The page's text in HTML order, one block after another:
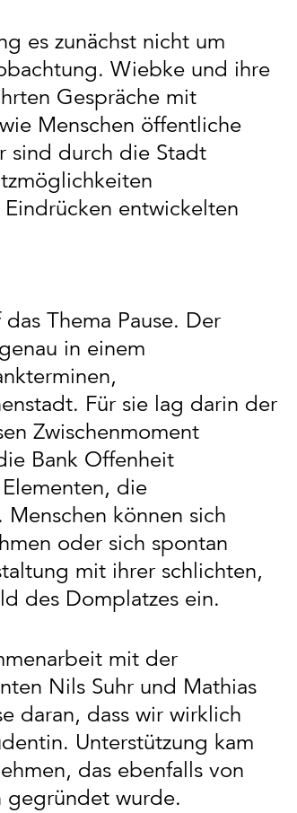
es zunächst nicht um
Wiebke und ihre
Gespräche mit
Menschen öffentliche
sind durch die Stadt
entwickelten
Thema Pause. Der
in einem
Für sie lag darin der
Zwischenmoment
Bank Offenheit
die
können sich
oder sich spontan
mit ihrer schlichten,
des Domplatzes ein.
mit der
Nils Suhr und Mathias
daran, dass wir wirklich
Unterstützung kam
das ebenfalls von
gegründet wurde.